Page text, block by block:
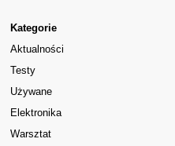
Kategorie
Aktualności
Testy
Używane
Elektronika
Warsztat